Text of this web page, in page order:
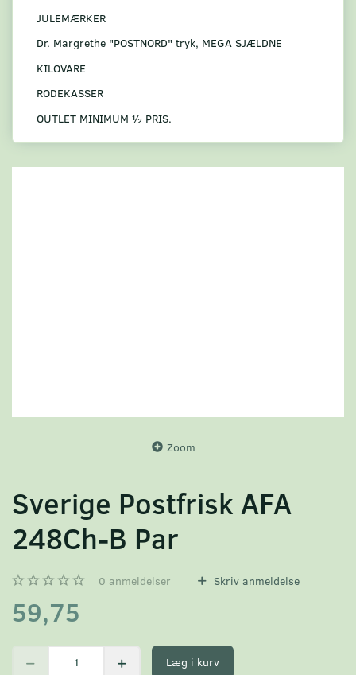
JULEMÆRKER
Dr. Margrethe "POSTNORD" tryk, MEGA SJÆLDNE
KILOVARE
RODEKASSER
OUTLET MINIMUM ½ PRIS.
Zoom
Sverige Postfrisk AFA
248Ch-B Par
0 anmeldelser Skriv anmeldelse
59,75
Læg i kurv